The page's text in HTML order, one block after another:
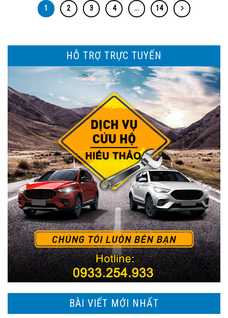
1 2 3 4 … 14
HỖ TRỢ TRỰC TUYẾN
BÀI VIẾT MỚI NHẤT